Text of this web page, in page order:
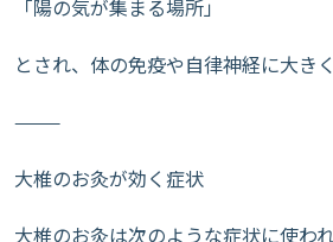
「陽の気が集まる場所」
とされ、体の免疫や自律神経に大き
⸻
大椎のお灸が効く症状
大椎のお灸は次のような症状に使われ